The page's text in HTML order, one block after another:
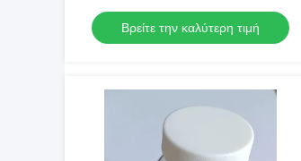
Χρόνια Εφαρμόζεται σε Βοτανικά
Εκχυλίσματα και Επιστημονική Έρευνα
Βρείτε την καλύτερη τιμή